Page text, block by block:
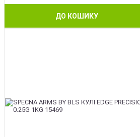
ДО КОШИКУ